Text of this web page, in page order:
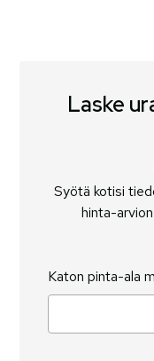
Laske
Syötä kotisi
hinta-
Katon pinta-ala